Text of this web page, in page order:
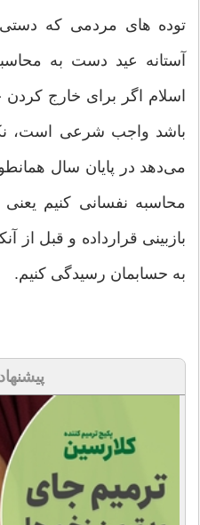
توده های مردمی که دستی
آستانه عید دست به
اسلام اگر برای خارج
باشد واجب شرعی است،
می‌دهد در پایان سال
محاسبه نفسانی کنیم
بازبینی قرارداده و قبل از
به حسابمان رسیدگی کنیم.